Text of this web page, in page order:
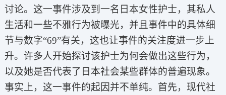
讨论。这一事件涉及到一名日本女性护士，其私人
生活和一些不雅行为被曝光，并且事件中的具体细
节与数字“69”有关，这也让事件的关注度进一步上
升。许多人开始探讨该护士为何会做出这些行为，
以及她是否代表了日本社会某些群体的普遍现象。
事实上，这一事件的起因并不单纯。首先，现代社